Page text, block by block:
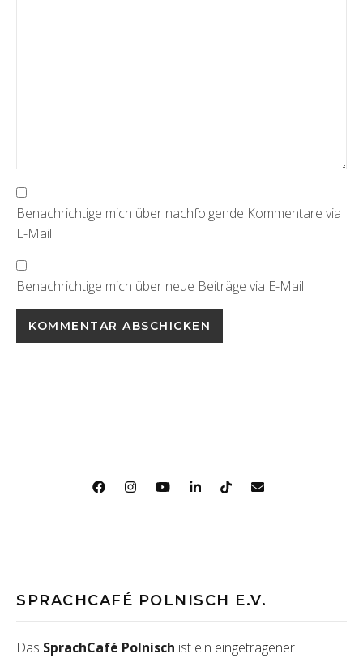
Benachrichtige mich über nachfolgende Kommentare via
E-Mail.
Benachrichtige mich über neue Beiträge via E-Mail.
SPRACHCAFÉ POLNISCH E.V.
Das SprachCafé Polnisch ist ein eingetragener